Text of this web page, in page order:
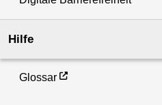
Hilfe
Glossar